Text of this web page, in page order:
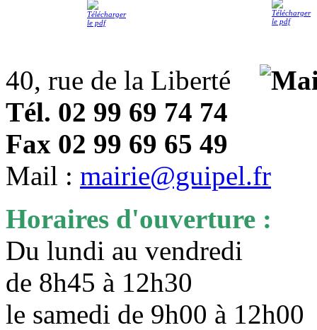
40, rue de la Liberté
Tél. 02 99 69 74 74
Fax 02 99 69 65 49
Mail : mairie@guipel.fr
Horaires d'ouverture :
Du lundi au vendredi
de 8h45 à 12h30
le samedi de 9h00 à